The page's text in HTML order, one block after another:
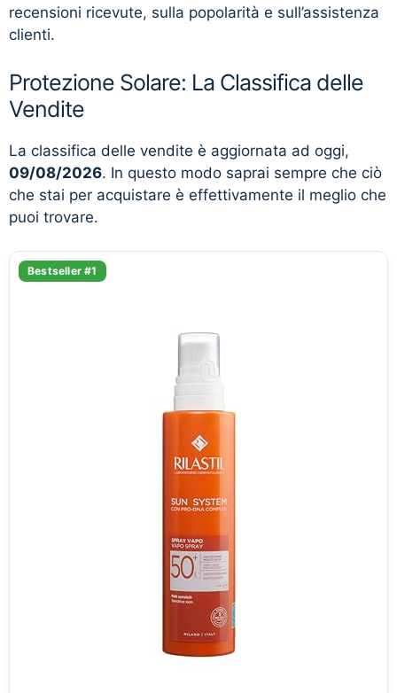
recensioni ricevute, sulla popolarità e sull’assistenza
clienti.
Protezione Solare: La Classifica delle
Vendite
La classifica delle vendite è aggiornata ad oggi,
09/08/2026. In questo modo saprai sempre che ciò
che stai per acquistare è effettivamente il meglio che
puoi trovare.
Bestseller #1